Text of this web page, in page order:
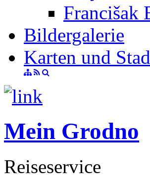
Francišak
Bildergalerie
Karten und
Mein Grodno
Reiseservice